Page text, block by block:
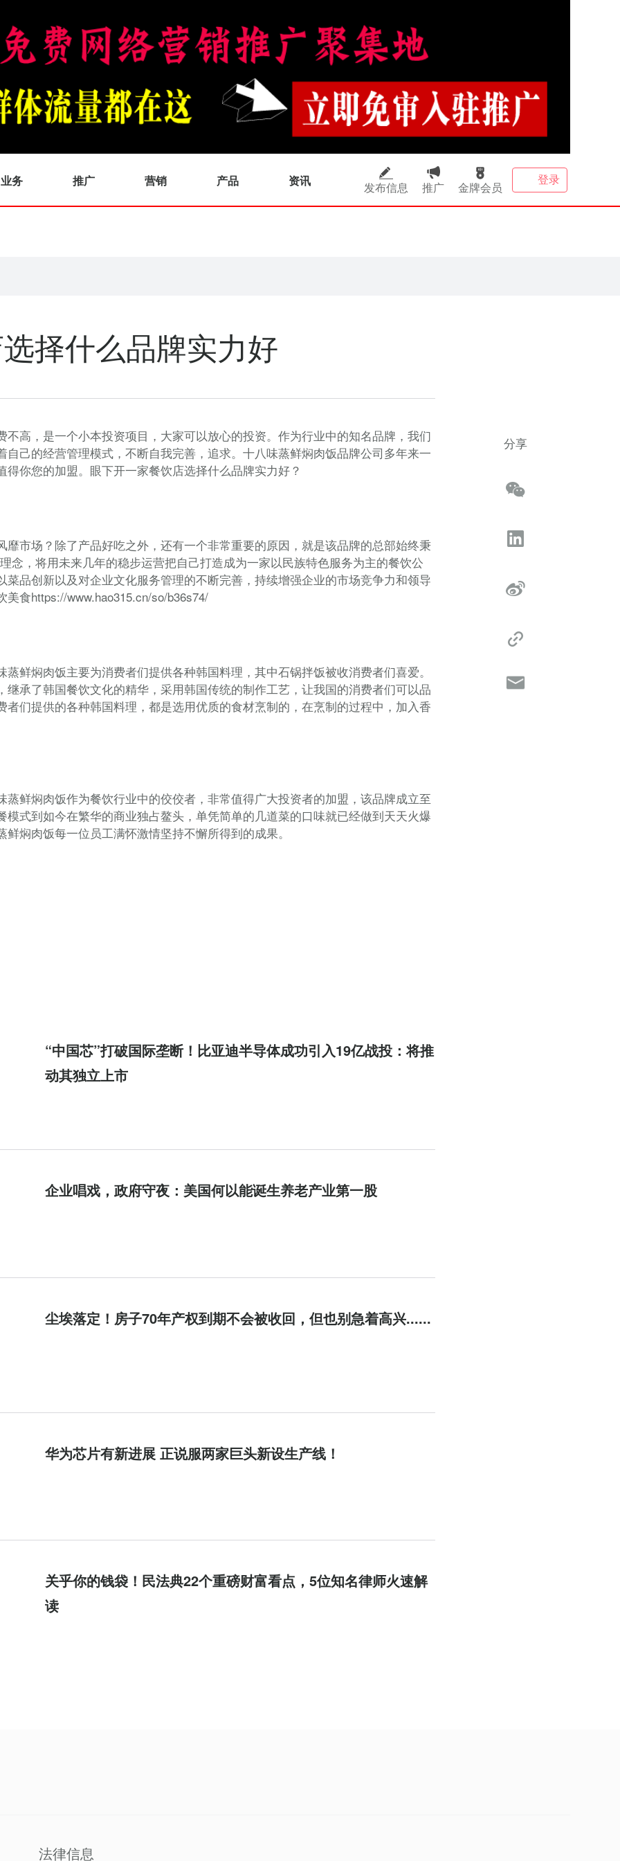
业务 推广 营销 产品 资讯 发布信息 推广 金牌会员
登录
择什么品牌实力好
高，是一个小本投资项目，大家可以放心的投资。作为行业中的知名品牌，我们
己的经营管理模式，不断自我完善，追求。十八味蒸鲜焖肉饭品牌公司多年来一
你您的加盟。眼下开一家餐饮店选择什么品牌实力好？
市场？除了产品好吃之外，还有一个非常重要的原因，就是该品牌的总部始终秉
念，将用未来几年的稳步运营把自己打造成为一家以民族特色服务为主的餐饮公
品创新以及对企业文化服务管理的不断完善，持续增强企业的市场竞争力和领导
食https://www.hao315.cn/so/b36s74/
鲜焖肉饭主要为消费者们提供各种韩国料理，其中石锅拌饭被收消费者们喜爱。
承了韩国餐饮文化的精华，采用韩国传统的制作工艺，让我国的消费者们可以品
们提供的各种韩国料理，都是选用优质的食材烹制的，在烹制的过程中，加入香
鲜焖肉饭作为餐饮行业中的佼佼者，非常值得广大投资者的加盟，该品牌成立至
式到如今在繁华的商业独占鳌头，单凭简单的几道菜的口味就已经做到天天火爆
焖肉饭每一位员工满怀激情坚持不懈所得到的成果。
“中国芯”打破国际垄断！比亚迪半导体成功引入19亿战投：将推
动其独立上市
企业唱戏，政府守夜：美国何以能诞生养老产业第一股
尘埃落定！房子70年产权到期不会被收回，但也别急着高兴......
华为芯片有新进展 正说服两家巨头新设生产线！
关乎你的钱袋！民法典22个重磅财富看点，5位知名律师火速解
读
分享
法律信息